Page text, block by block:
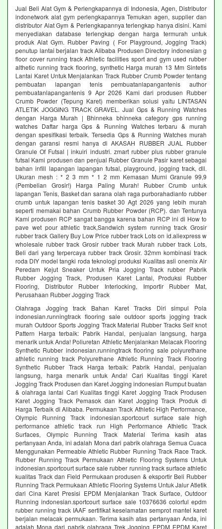
Jual Beli Alat Gym & Perlengkapannya di Indonesia, Agen, Distributor
indonetwork alat gym perlengkapannya Temukan agen, supplier dan
distributor Alat Gym & Perlengkapannya terlengkap hanya disini. Kami
menyediakan database terlengkap dengan harga termurah untuk
produk Alat Gym. Rubber Paving ( For Playground, Jogging Track)
penutup lantai berjalan track Alibaba Produsen Directory indonesian g
floor cover running track Athletic facilities sport and gym used rubber
althetic running track flooring, synthetic Harga murah 13 Mm Sintetis
Lantai Karet Untuk Menjalankan Track Rubber Crumb Powder tentang
pembuatan lapangan tenis pembuatanlapangantenis author
pembuatanlapangantenis 9 Apr 2026 Kami dari produsen Rubber
Crumb Powder (Tepung Karet) memberikan solusi yaitu LINTASAN
ATLETIK JOGGING TRACK GRAVEL. Jual Gps & Running Watches
dengan Harga Murah | Bhinneka bhinneka category gps running
watches Daftar harga Gps & Running Watches terbaru & murah
dengan spesifikasi terbaik. Tersedia Gps & Running Watches murah
dengan garansi resmi hanya di AKASAH RUBBER JUAL Rubber
Granule Of Futsal | inkuiri industri. zmart rubber plus rubber granule
futsal Kami produsen dan penjual Rubber Granule Pasir karet sebagai
bahan infill lapangan lapangan futsal, playground, jogging track, dll.
Ukuran mesh : * 2 3 mm * 1 2 mm Kemasan Murni Granule 99,9
(Pembelian Grosir!) Harga Paling Murah! Rubber Crumb untuk
lapangan Tenis, Basket dan sarana olah raga purborahadianto rubber
crumb untuk lapangan tenis basket 30 Agt 2026 yang lebih murah
seperti memakai bahan Crumb Rubber Powder (RCP). dan Tentunya
Kami produsen RCP sangat bangga karena bahan RCP ini di How to
pave wet pour athletic track,Sandwich system running track Grosir
rubber track Gallery Buy Low Price rubber track Lots on id.aliexpress w
wholesale rubber track Grosir rubber track Murah rubber track Lots,
Beli dari yang terpercaya rubber track Grosir. 32mm kombinasi track
roda DIY model tangki roda teknologi produksi Kualitas asli onemix Air
Peredam Kejut Sneaker Untuk Pria Jogging Track rubber Pabrik
Rubber Jogging Track, Produsen Karet Lantai, Produksi Rubber
Flooring, Distributor Rubber Interlocking, Importir Rubber Mat,
Perusahaan Rubber Jogging Track
Olahraga Jogging track Bahan Karet Tracks Diri simpul Pola
indonesian.runningtrack flooring sale outdoor sports jogging track
murah Outdoor Sports Jogging Track Material Rubber Tracks Self knot
Pattern Harga terbaik: Pabrik Handal, penjualan langsung, harga
menarik untuk Anda! Poliuretan Athletic Menjalankan Melacak Flooring
Synthetic Rubber indonesian.runningtrack flooring sale polyurethane
athletic running track Polyurethane Athletic Running Track Flooring
Synthetic Rubber Track Harga terbaik: Pabrik Handal, penjualan
langsung, harga menarik untuk Anda! Cari Kualitas tinggi Karet
Jogging Track Produsen dan Karet Jogging indonesian Rumput buatan
& olahraga lantai Cari Kualitas tinggi Karet Jogging Track Produsen
Karet Jogging Track Pemasok dan Karet Jogging Track Produk di
Harga Terbaik di Alibaba. Permukaan Track Athletic High Performance,
Olympic Running Track indonesian.sportcourt surface sale high
performance athletic track run High Performance Athletic Track
Surfaces, Olympic Running Track Material Terima kasih atas
pertanyaan Anda, ini adalah Mona dari pabrik olahraga Semua Cuaca
Menggunakan Permeable Athletic Rubber Running Track Race Track.
Rubber Running Track Permukaan Athletic Flooring Systems Untuk
indonesian.sportcourt surface sale rubber running track surface athletic
kualitas Track dan Field Permukaan produsen & eksportir Beli Rubber
Running Track Permukaan Athletic Flooring Systems Untuk Jalur Atletik
dari Cina Karet Presisi EPDM Menjalankan Track Surface, Outdoor
Running indonesian.sportcourt surface sale 10376636 colorful epdm
rubber running track IAAF sertifikat keselamatan semprot mantel karet
berjalan melacak permukaan. Terima kasih atas pertanyaan Anda, ini
adalah Mona dari pabrik olahraga Trek Jogging EPDM EPDM Karet